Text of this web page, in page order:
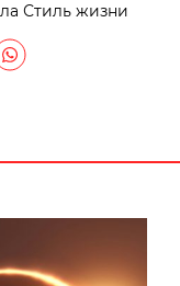
Стиль жизни